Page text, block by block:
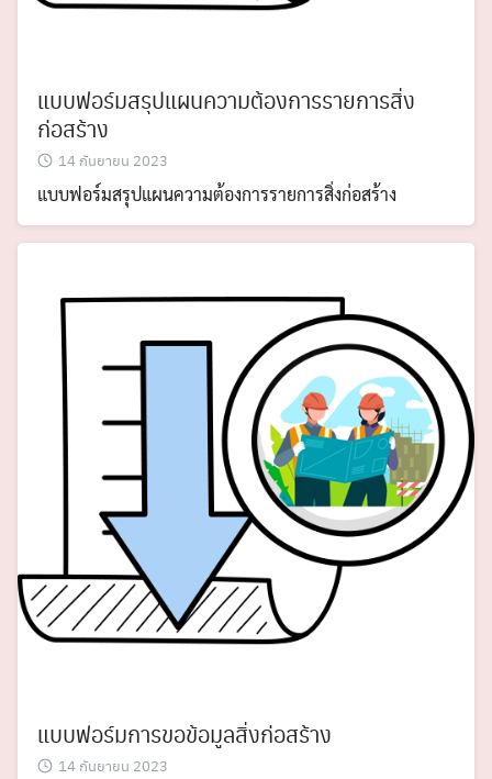
Search
แบบฟอร์มสรุปแผนความต้องการรายการสิ่ง
ก่อสร้าง
14 กันยายน 2023
แบบฟอร์มสรุปแผนความต้องการรายการสิ่งก่อสร้าง
แบบฟอร์มการขอข้อมูลสิ่งก่อสร้าง
14 กันยายน 2023